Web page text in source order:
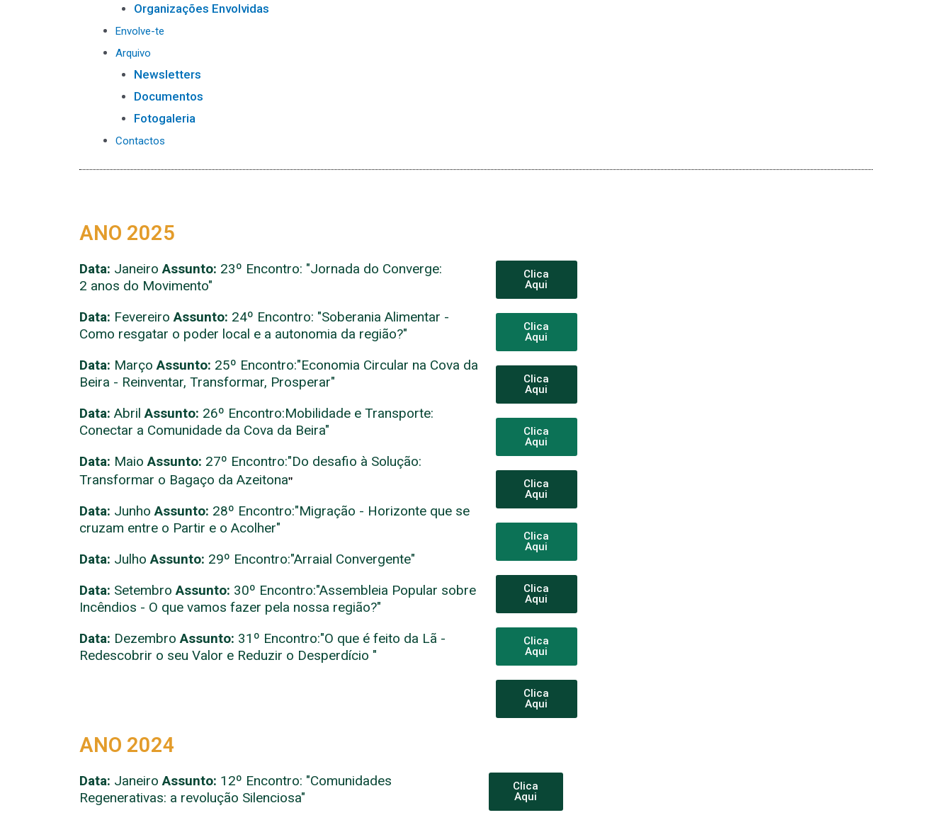
Organizações Envolvidas
Envolve-te
Arquivo
Newsletters
Documentos
Fotogaleria
Contactos
ANO 2025
Data: JaneiroAssunto: 23º Encontro: "Jornada do Converge:
2 anos do Movimento"
Data: FevereiroAssunto: 24º Encontro: "Soberania Alimentar -
Como resgatar o poder local e a autonomia da região?"
Data: MarçoAssunto: 25º Encontro:"Economia Circular na Cova da
Beira - Reinventar, Transformar, Prosperar"
Data: AbrilAssunto: 26º Encontro:Mobilidade e Transporte:
Conectar a Comunidade da Cova da Beira"
Data: MaioAssunto: 27º Encontro:"Do desafio à Solução:
Transformar o Bagaço da Azeitona"
Data: JunhoAssunto: 28º Encontro:"Migração - Horizonte que se
cruzam entre o Partir e o Acolher"
Data: JulhoAssunto: 29º Encontro:"Arraial Convergente"
Data: SetembroAssunto: 30º Encontro:"Assembleia Popular sobre
Incêndios - O que vamos fazer pela nossa região?"
Data: DezembroAssunto: 31º Encontro:"O que é feito da Lã -
Redescobrir o seu Valor e Reduzir o Desperdício "
Clica
Aqui
Clica
Aqui
Clica
Aqui
Clica
Aqui
Clica
Aqui
Clica
Aqui
Clica
Aqui
Clica
Aqui
Clica
Aqui
ANO 2024
Data: JaneiroAssunto: 12º Encontro: "Comunidades
Regenerativas: a revolução Silenciosa"
Clica
Aqui